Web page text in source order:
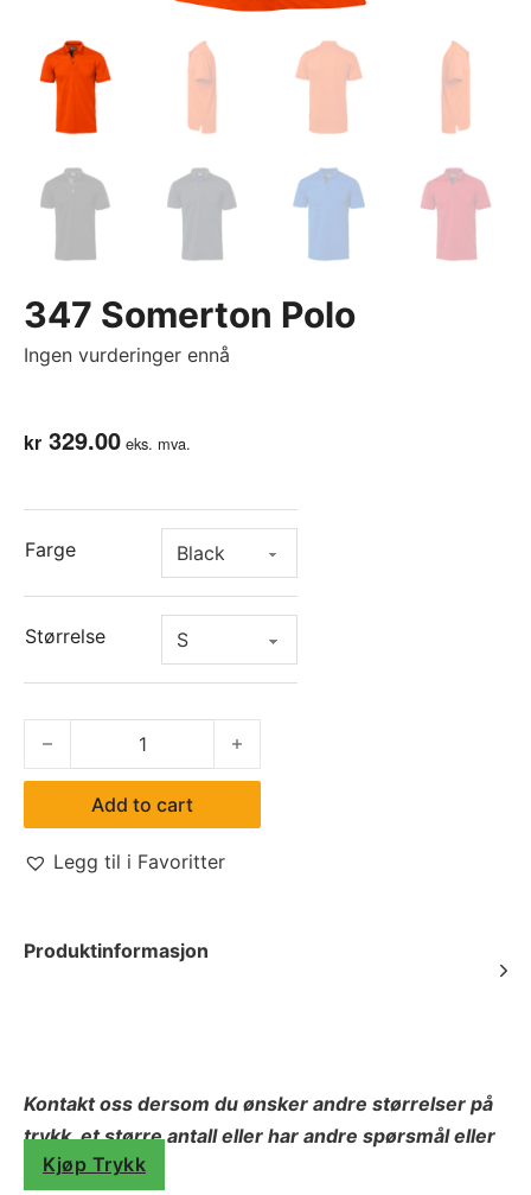
347 Somerton Polo
Ingen vurderinger ennå
kr 329.00 eks. mva.
Farge
Størrelse
347 Somerton Polo quantity
Add to cart
Legg til i Favoritter
Produktinformasjon
Kontakt oss dersom du ønsker andre størrelser på
trykk, et større antall eller har andre spørsmål eller
behov.
Kjøp Trykk